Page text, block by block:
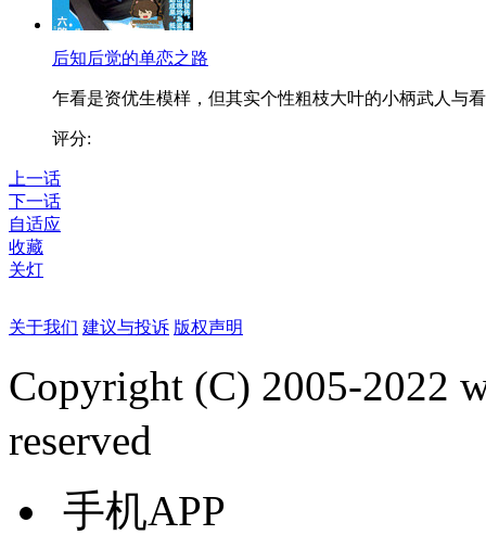
后知后觉的单恋之路
乍看是资优生模样，但其实个性粗枝大叶的小柄武人与
评分:
上一话
下一话
自适应
收藏
关灯
关于我们 建议与投诉 版权声明
Copyright (C) 2005-2022
reserved
手机APP